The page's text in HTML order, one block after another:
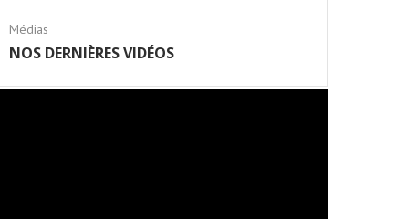
Médias
NOS DERNIÈRES VIDÉOS